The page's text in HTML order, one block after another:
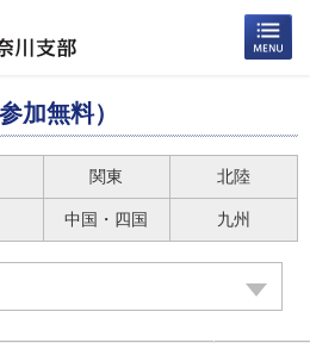
加無料）
関東 北陸
中国・四国 九州